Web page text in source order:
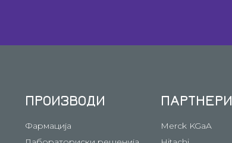
ПРОИЗВОДИ
Фармација
ПАРТНЕРИ
Merck KGaA